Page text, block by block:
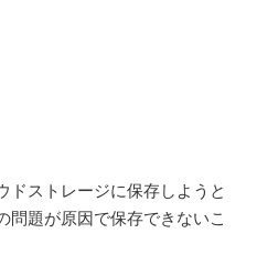
ドストレージに保存しようと
問題が原因で保存できないこ